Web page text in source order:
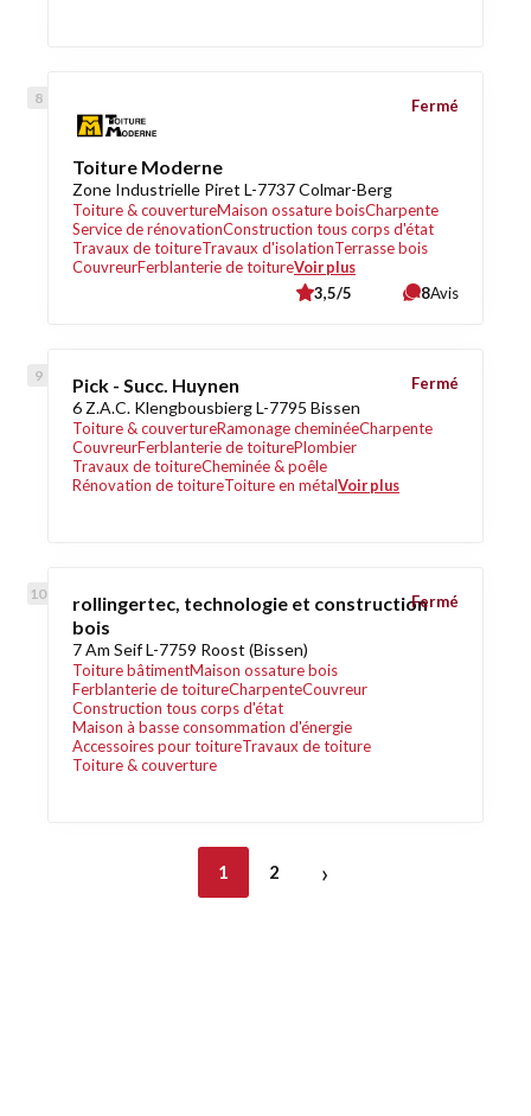
Toiture Moderne
Zone Industrielle Piret L-7737 Colmar-Berg
Toiture & couvertureMaison ossature boisCharpente
Service de rénovationConstruction tous corps d'état
Travaux de toitureTravaux d'isolationTerrasse bois
CouvreurFerblanterie de toitureVoir plus
Fermé
3,5/5 8Avis
Pick - Succ. Huynen
6 Z.A.C. Klengbousbierg L-7795 Bissen
Toiture & couvertureRamonage cheminéeCharpente
CouvreurFerblanterie de toiturePlombier
Travaux de toitureCheminée & poêle
Rénovation de toitureToiture en métalVoir plus
Fermé
rollingertec, technologie et construction
bois
7 Am Seif L-7759 Roost (Bissen)
Toiture bâtimentMaison ossature bois
Ferblanterie de toitureCharpenteCouvreur
Construction tous corps d'état
Maison à basse consommation d'énergie
Accessoires pour toitureTravaux de toiture
Toiture & couverture
Fermé
1 2 ›